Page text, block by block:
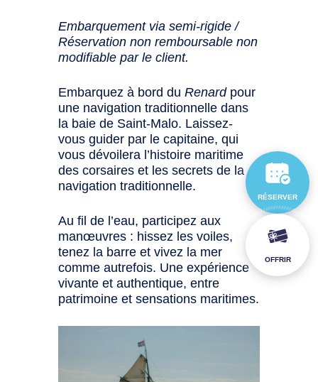
Embarquement via semi-rigide /
Réservation non remboursable non
modifiable par le client.
Embarquez à bord duRenardpour
une navigation traditionnelle dans
la baie de Saint-Malo. Laissez-
vous guider par le capitaine, qui
vous dévoilera l’histoire maritime
des corsaires et les secrets de la
navigation traditionnelle.
Au fil de l’eau, participez aux
manœuvres : hissez les voiles,
tenez la barre et vivez la mer
comme autrefois. Une expérience
vivante et authentique, entre
patrimoine et sensations maritimes.
RÉSERVER
OFFRIR